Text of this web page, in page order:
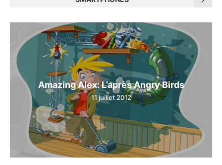
Amazing Alex: L’après Angry Birds
11 juillet 2012